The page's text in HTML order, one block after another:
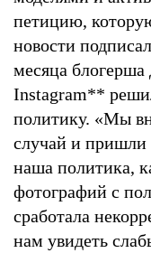
петицию,
новости
месяца блогерша
Instagram**
политику. «Мы
случай и пришли
наша политика,
фотографий с
сработала
нам увидеть